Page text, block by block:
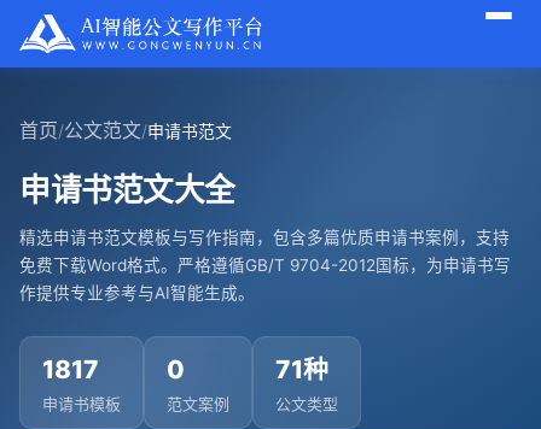
首页/公文范文/申请书范文
申请书范文大全
精选申请书范文模板与写作指南，包含多篇优质申请书案例，支持
免费下载Word格式。严格遵循GB/T 9704-2012国标，为申请书写
作提供专业参考与AI智能生成。
1817
申请书模板
0
范文案例
71种
公文类型